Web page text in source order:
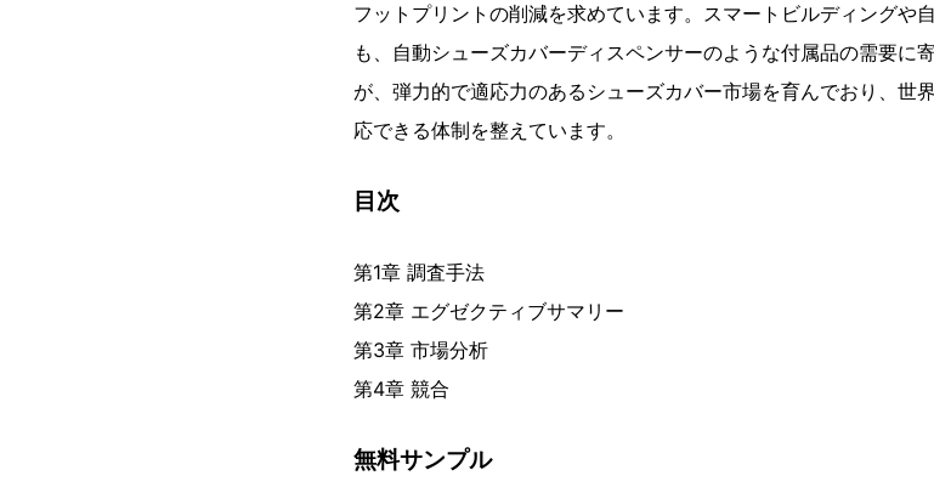
フットプリントの削減を求めています。スマートビルディングや
も、自動シューズカバーディスペンサーのような付属品の需要に
が、弾力的で適応力のあるシューズカバー市場を育んでおり、世
応できる体制を整えています。
目次
第1章 調査手法
第2章 エグゼクティブサマリー
第3章 市場分析
第4章 競合
無料サンプル